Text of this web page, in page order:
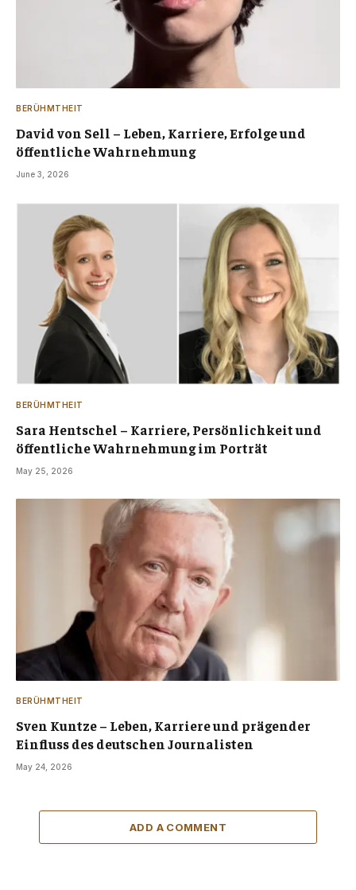
BERÜHMTHEIT
David von Sell – Leben, Karriere, Erfolge und
öffentliche Wahrnehmung
June 3, 2026
BERÜHMTHEIT
Sara Hentschel – Karriere, Persönlichkeit und
öffentliche Wahrnehmung im Porträt
May 25, 2026
BERÜHMTHEIT
Sven Kuntze – Leben, Karriere und prägender
Einfluss des deutschen Journalisten
May 24, 2026
ADD A COMMENT